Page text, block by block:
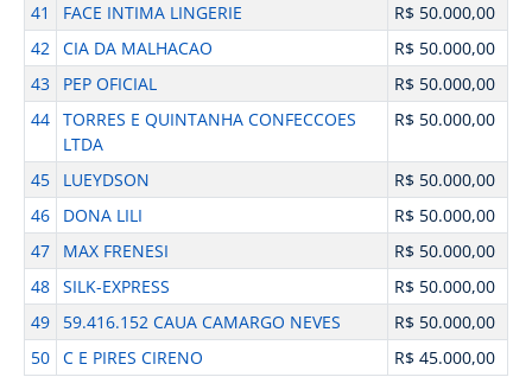
41 FACE INTIMA LINGERIE
R$ 50.000,00
42 CIA DA MALHACAO
R$ 50.000,00
43
PEP OFICIAL
R$ 50.000,00
44 TORRES E QUINTANHA CONFECCOES
LTDA
R$ 50.000,00
45 LUEYDSON
R$ 50.000,00
46
DONA LILI
R$ 50.000,00
47
MAX FRENESI
R$ 50.000,00
48 SILK-EXPRESS
R$ 50.000,00
49
59.416.152 CAUA CAMARGO NEVES
R$ 50.000,00
50 C E PIRES CIRENO R$ 45.000,00